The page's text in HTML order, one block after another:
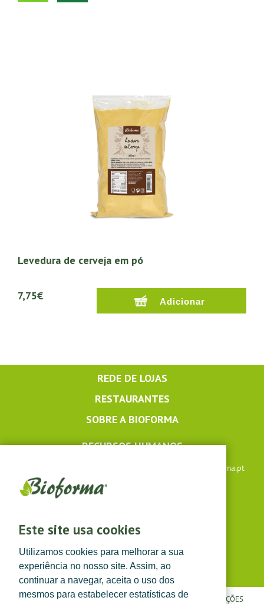
Este site usa cookies
Utilizamos cookies para melhorar a sua
experiência no nosso site. Assim, ao
continuar a navegar, aceita o uso dos
mesmos para estabelecer estatísticas de
Levedura de cerveja em pó
7,75€
REDE DE LOJAS
RESTAURANTES
SOBRE A BIOFORMA
RECURSOS HUMANOS
lojaonline@bioforma.pt
(dias úteis das 8h30 às 13h e das 14h às 17h30)
POLÍTICA DE PRIVACIDADE|TERMOS E CONDIÇÕES CONDIÇÕES